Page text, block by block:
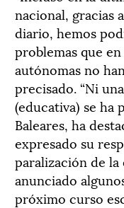
nacional, gracias
diario, hemos
problemas que
autónomas no
precisado. “Ni
(educativa) se ha
Baleares, ha
expresado su
paralización de la
anunciado
próximo curso